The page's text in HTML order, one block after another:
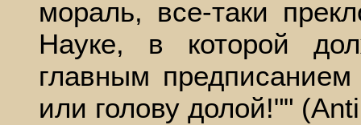
мораль, все-таки
Науке, в которой
главным
или голову долой!""